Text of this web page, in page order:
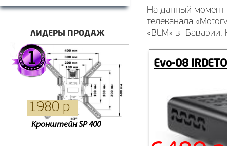
ЛИДЕРЫ ПРОДАЖ
1980 р
Кронштейн SP 400
0 р
Карта доступа Триколор
3080 р
Антенна 4g
На данный момент
телеканала
«BLM» в Баварии.
Evo-08 IRDETO